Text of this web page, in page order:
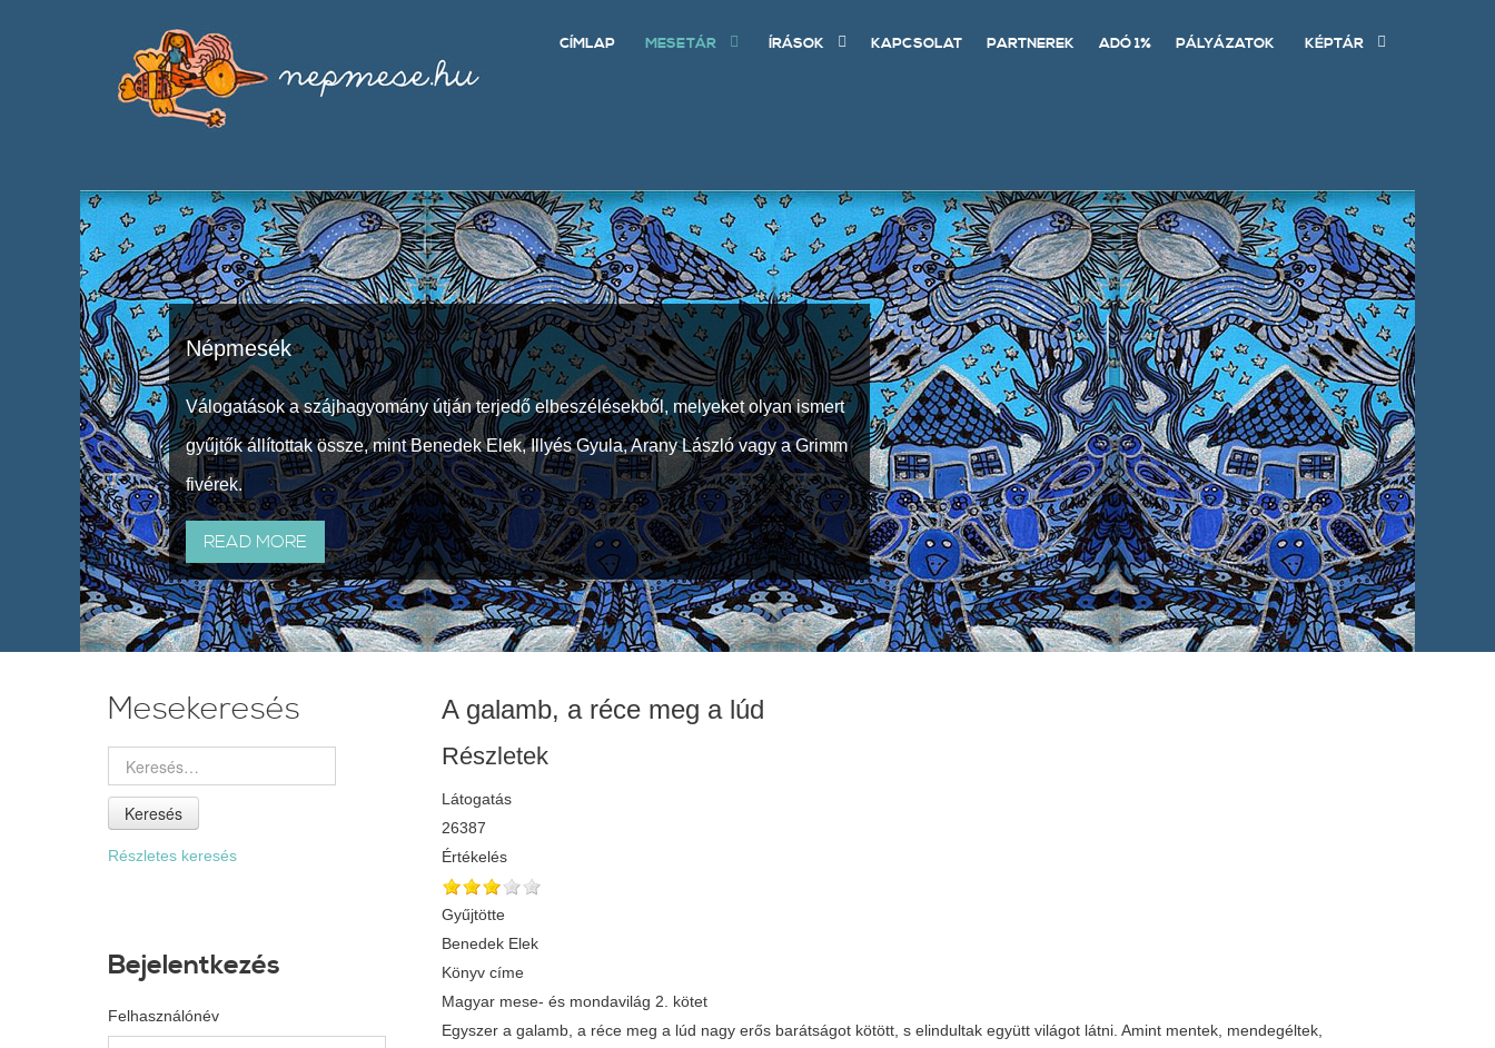
CÍMLAP MESETÁR ÍRÁSOK KAPCSOLAT PARTNEREK ADÓ 1% PÁLYÁZATOK KÉPTÁR
Népmesék
Válogatások a szájhagyomány útján terjedő elbeszélésekből, melyeket olyan ismert
gyűjtők állítottak össze, mint Benedek Elek, Illyés Gyula, Arany László vagy a Grimm
fivérek.
READ MORE
A galamb, a réce meg a lúd
Részletek
Látogatás
26387
Értékelés
Gyűjtötte
Benedek Elek
Könyv címe
Magyar mese- és mondavilág 2. kötet
Egyszer a galamb, a réce meg a lúd nagy erős barátságot kötött, s elindultak együtt világot látni. Amint mentek, mendegéltek,
Mesekeresés
Keresés
Részletes keresés
Bejelentkezés
Felhasználónév